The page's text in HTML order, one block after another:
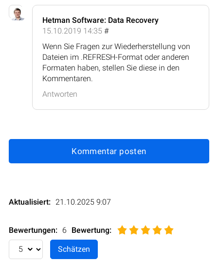
Hetman Software: Data Recovery
15.10.2019 14:35 #
Wenn Sie Fragen zur Wiederherstellung von
Dateien im .REFRESH-Format oder anderen
Formaten haben, stellen Sie diese in den
Kommentaren.
Antworten
Kommentar posten
Aktualisiert: 21.10.2025 9:07
Bewertungen: 6 Bewertung: